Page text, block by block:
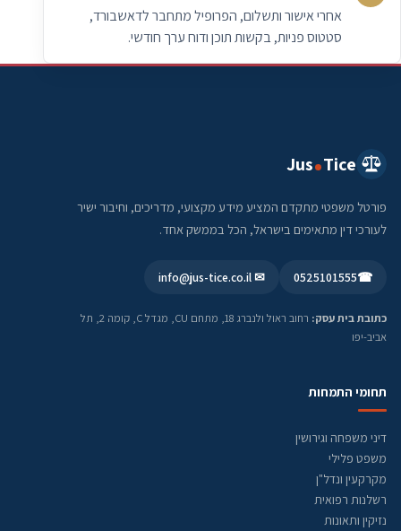
אחרי אישור ותשלום, הפרופיל מתחבר לדאשבורד,
סטטוס פניות, בקשות תוכן ודוח ערך חודשי.
Jus Tice
פורטל משפטי מתקדם המציע מידע מקצועי, מדריכים, וחיבור ישיר
לעורכי דין מתאימים בישראל, הכל בממשק אחד.
☎
0525101555
✉ info@jus-tice.co.il
כתובת בית עסק:
רחוב ראול ולנברג 18, מתחם CU, מגדל C, קומה 2, תל
אביב-יפו
תחומי התמחות
דיני משפחה וגירושין
משפט פלילי
מקרקעין ונדל"ן
רשלנות רפואית
נזיקין ותאונות